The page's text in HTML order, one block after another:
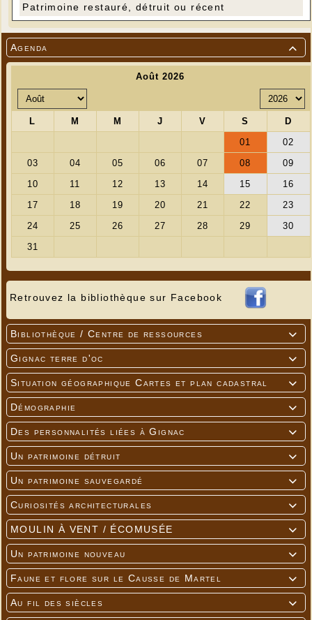

Agenda
Retrouvez la bibliothèque sur Facebook

Bibliothèque / Centre de ressources

Gignac terre d'oc

Situation géographique Cartes et plan cadastral

Démographie

Des personnalités liées à Gignac

Un patrimoine détruit

Un patrimoine sauvegardé

Curiosités architecturales

MOULIN À VENT / ÉCOMUSÉE

Un patrimoine nouveau

Faune et flore sur le Causse de Martel

Au fil des siècles
---
Patrimoine restauré, détruit ou récent